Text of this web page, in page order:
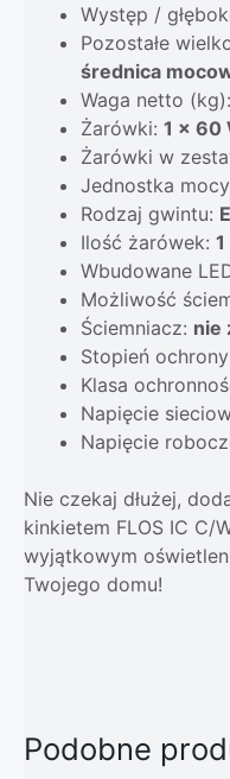
Występ /
Pozostałe
średnica
Waga netto (kg):
Żarówki: 1 x 60
Żarówki w
Jednostka
Rodzaj gwintu:
Ilość żarówek: 1
Wbudowane
Możliwość
Ściemniacz: nie
Stopień ochrony
Klasa
Napięcie
Napięcie
Nie czekaj dłużej,
kinkietem FLOS IC C/
wyjątkowym
Twojego domu!
Podobne